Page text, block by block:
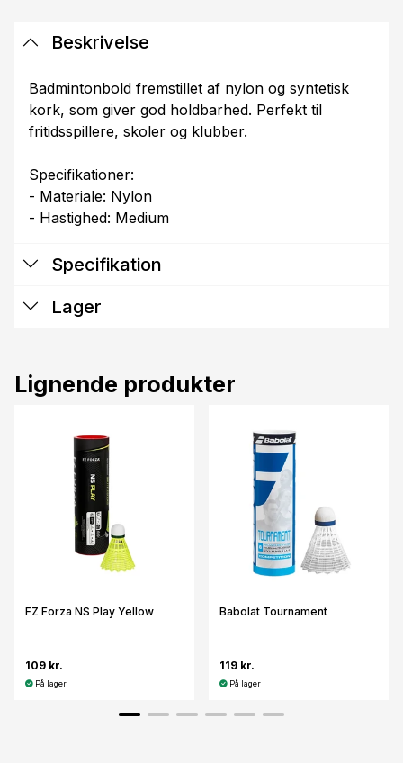
Beskrivelse
Badmintonbold fremstillet af nylon og syntetisk
kork, som giver god holdbarhed. Perfekt til
fritidsspillere, skoler og klubber.
Specifikationer:
- Materiale: Nylon
- Hastighed: Medium
Specifikation
Lager
Lignende produkter
FZ Forza NS Play Yellow
109 kr.
På lager
Babolat Tournament
119 kr.
På lager